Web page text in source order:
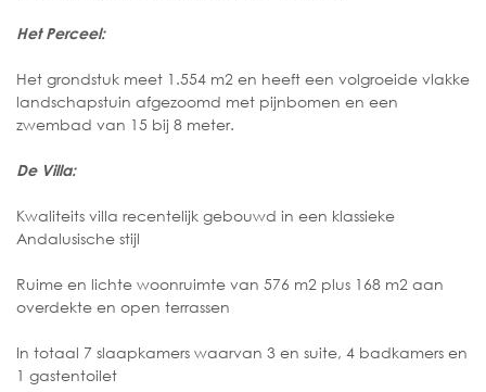
Het Perceel:
Het grondstuk meet 1.554 m2 en heeft een volgroeide vlakke
landschapstuin afgezoomd met pijnbomen en een
zwembad van 15 bij 8 meter.
De Villa:
Kwaliteits villa recentelijk gebouwd in een klassieke
Andalusische stijl
Ruime en lichte woonruimte van 576 m2 plus 168 m2 aan
overdekte en open terrassen
In totaal 7 slaapkamers waarvan 3 en suite, 4 badkamers en
1 gastentoilet